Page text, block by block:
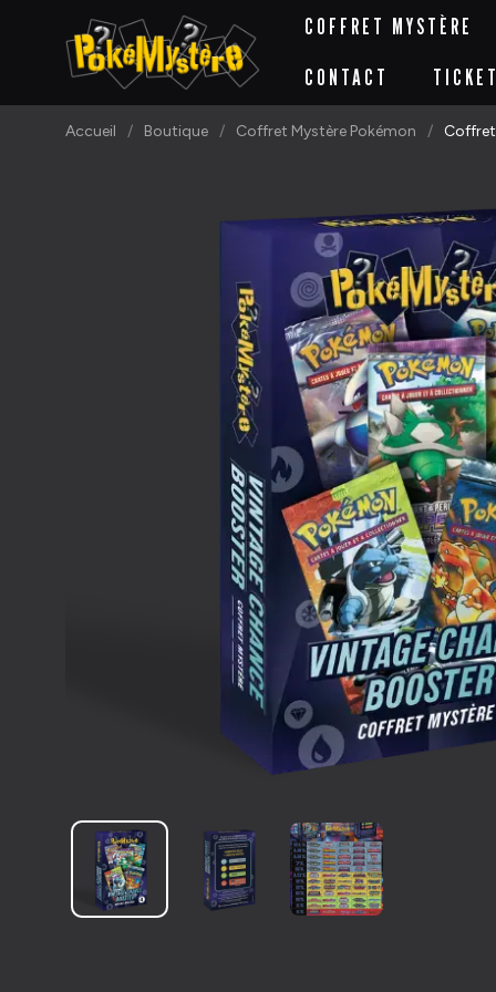
COFFRET MYSTÈRE
CONTACT
Accueil Boutique Coffret Mystère Pokémon